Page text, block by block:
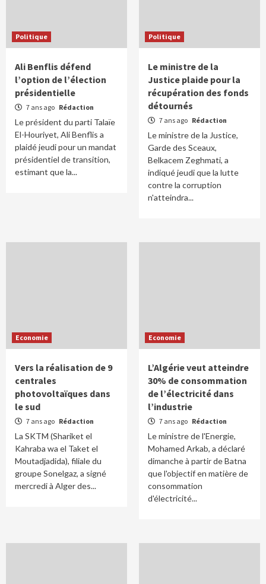
Politique
Ali Benflis défend
l’option de l’élection
présidentielle
7 ans ago Rédaction
Le président du parti Talaïe
El-Houriyet, Ali Benflis a
plaidé jeudi pour un mandat
présidentiel de transition,
estimant que la...
Politique
Le ministre de la
Justice plaide pour la
récupération des fonds
détournés
7 ans ago Rédaction
Le ministre de la Justice,
Garde des Sceaux,
Belkacem Zeghmati, a
indiqué jeudi que la lutte
contre la corruption
n'atteindra...
Economie
Vers la réalisation de 9
centrales
photovoltaïques dans
le sud
7 ans ago Rédaction
La SKTM (Shariket el
Kahraba wa el Taket el
Moutadjadida), filiale du
groupe Sonelgaz, a signé
mercredi à Alger des...
Economie
L’Algérie veut atteindre
30% de consommation
de l’électricité dans
l’industrie
7 ans ago Rédaction
Le ministre de l'Energie,
Mohamed Arkab, a déclaré
dimanche à partir de Batna
que l'objectif en matière de
consommation
d'électricité...